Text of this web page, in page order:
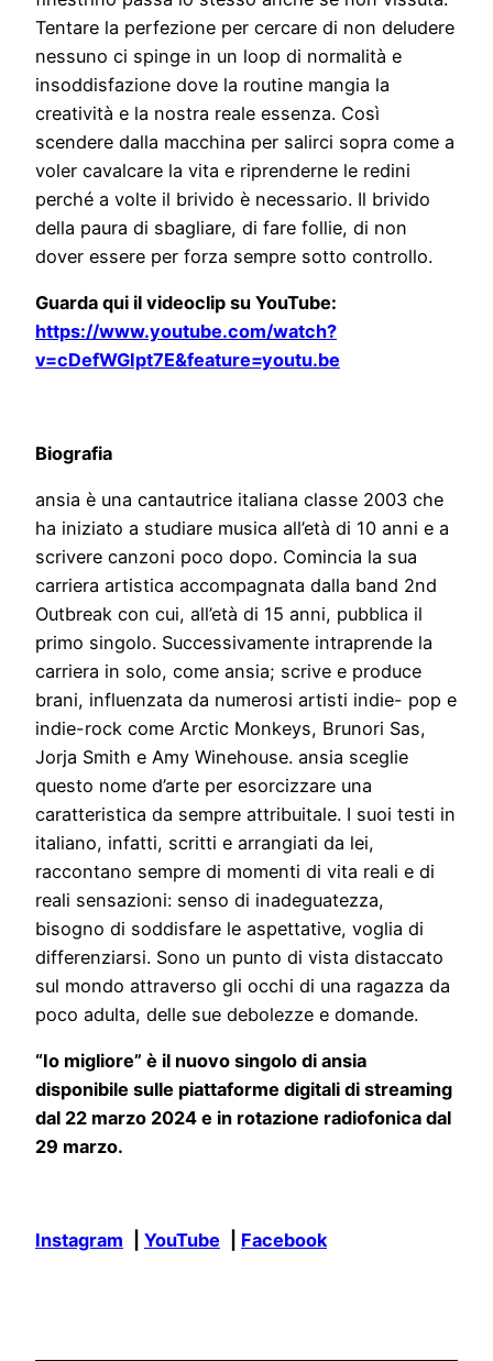
Tentare la perfezione per cercare di non deludere
nessuno ci spinge in un loop di normalità e
insoddisfazione dove la routine mangia la
creatività e la nostra reale essenza. Così
scendere dalla macchina per salirci sopra come a
voler cavalcare la vita e riprenderne le redini
perché a volte il brivido è necessario. Il brivido
della paura di sbagliare, di fare follie, di non
dover essere per forza sempre sotto controllo.
Guarda qui il videoclip su YouTube:
https://www.youtube.com/watch?
v=cDefWGIpt7E&feature=youtu.be
Biografia
ansia è una cantautrice italiana classe 2003 che
ha iniziato a studiare musica all’età di 10 anni e a
scrivere canzoni poco dopo. Comincia la sua
carriera artistica accompagnata dalla band 2nd
Outbreak con cui, all’età di 15 anni, pubblica il
primo singolo. Successivamente intraprende la
carriera in solo, come ansia; scrive e produce
brani, influenzata da numerosi artisti indie- pop e
indie-rock come Arctic Monkeys, Brunori Sas,
Jorja Smith e Amy Winehouse. ansia sceglie
questo nome d’arte per esorcizzare una
caratteristica da sempre attribuitale. I suoi testi in
italiano, infatti, scritti e arrangiati da lei,
raccontano sempre di momenti di vita reali e di
reali sensazioni: senso di inadeguatezza,
bisogno di soddisfare le aspettative, voglia di
differenziarsi. Sono un punto di vista distaccato
sul mondo attraverso gli occhi di una ragazza da
poco adulta, delle sue debolezze e domande.
“Io migliore” è il nuovo singolo di ansia
disponibile sulle piattaforme digitali di streaming
dal 22 marzo 2024 e in rotazione radiofonica dal
29 marzo.
Instagram YouTube Facebook